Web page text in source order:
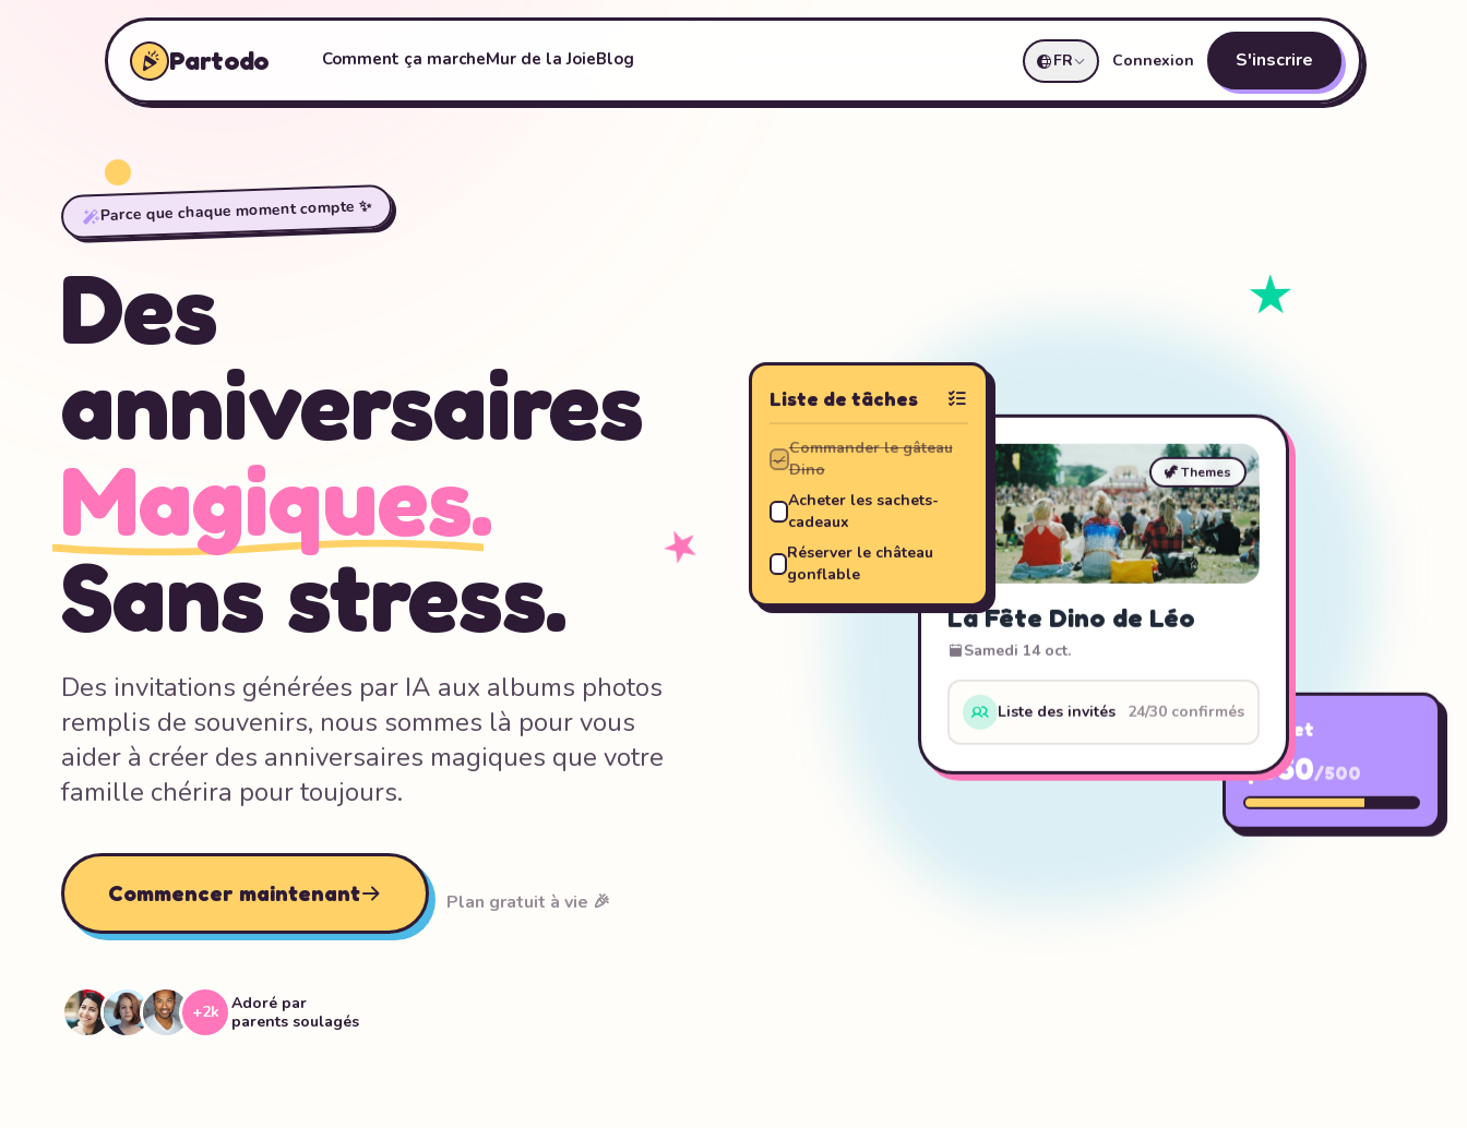
Partodo Comment ça marcheMur de la JoieBlog FR Connexion S'inscrire
Parce que chaque moment compte ✨
Des
anniversaires
Magiques.
Sans stress.
Des invitations générées par IA aux albums photos
remplis de souvenirs, nous sommes là pour vous
aider à créer des anniversaires magiques que votre
famille chérira pour toujours.
Commencer maintenant Plan gratuit à vie 🎉
+2k
Adoré par
parents soulagés
🦖 Themes
La Fête Dino de Léo
Samedi 14 oct.
Liste des invités 24/30 confirmés
Liste de tâches
Commander le gâteau
Dino
Acheter les sachets-
cadeaux
Réserver le château
gonflable
Budget
$350 /500